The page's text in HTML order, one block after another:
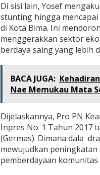
Di sisi lain, Yosef
stunting hingga
di Kota Bima. Ini
menggerakkan sektor
berdaya saing yang lebih
BACA JUGA:
Nae Memukau Mata
Dijelaskannya, Pro PN
Inpres No. 1 Tahun 2017
(Germas). Dimana dala
mewujudkan
pemberdayaan